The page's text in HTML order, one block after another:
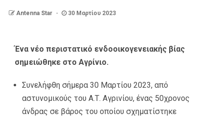
Antenna Star 30 Μαρτίου 2023
Ένα νέο περιστατικό ενδοοικογενειακής βίας
σημειώθηκε στο Αγρίνιο.
Συνελήφθη σήμερα 30 Μαρτίου 2023, από
αστυνομικούς του Α.Τ. Αγρινίου, ένας 50χρονος
άνδρας σε βάρος του οποίου σχηματίστηκε